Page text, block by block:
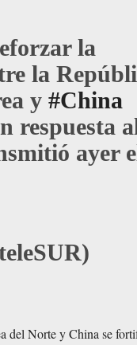
la
la
y #China
respuesta
ayer
del Norte y China se